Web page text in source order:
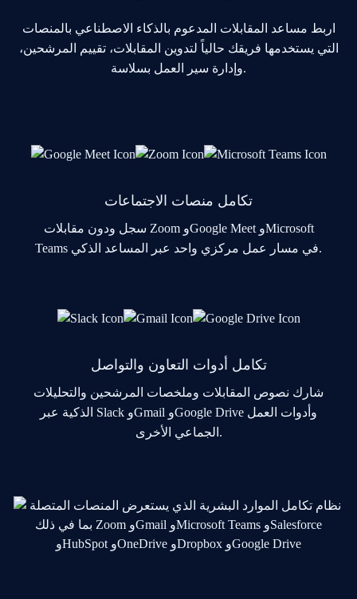
اربط مساعد المقابلات المدعوم بالذكاء الاصطناعي بالمنصات
التي يستخدمها فريقك حالياً لتدوين المقابلات، تقييم المرشحين،
وإدارة سير العمل بسلاسة.
تكامل منصات الاجتماعات
سجل ودون مقابلات Zoom وGoogle Meet وMicrosoft
Teams في مسار عمل مركزي واحد عبر المساعد الذكي.
تكامل أدوات التعاون والتواصل
شارك نصوص المقابلات وملخصات المرشحين والتحليلات
الذكية عبر Slack وGmail وGoogle Drive وأدوات العمل
الجماعي الأخرى.